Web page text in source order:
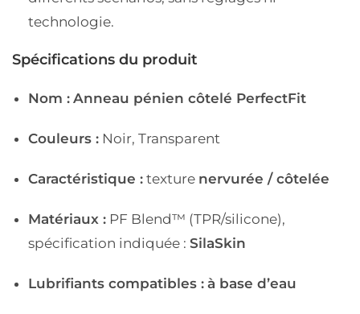
technologie.
Spécifications du produit
Nom : Anneau pénien côtelé PerfectFit
Couleurs : Noir, Transparent
Caractéristique : texture nervurée / côtelée
Matériaux : PF Blend™ (TPR/silicone),
spécification indiquée : SilaSkin
Lubrifiants compatibles : à base d’eau